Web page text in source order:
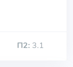
П2: 3.1